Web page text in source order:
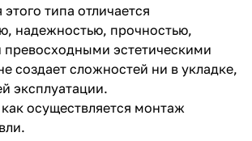
типа отличается
надежностью, прочностью,
превосходными эстетическими
создает сложностей ни в укладке,
эксплуатации.
осуществляется монтаж